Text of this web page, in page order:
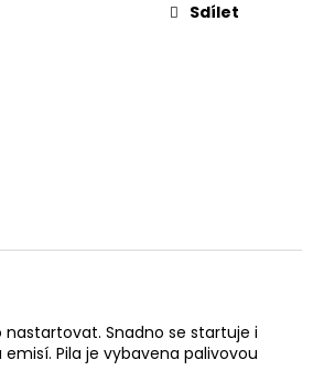
Sdílet
Snadno se startuje i
Pila je vybavena palivovou